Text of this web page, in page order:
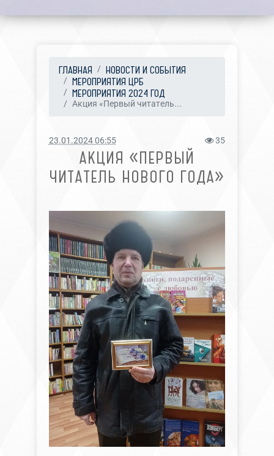
ГЛАВНАЯ
НОВОСТИ И СОБЫТИЯ
МЕРОПРИЯТИЯ ЦРБ
МЕРОПРИЯТИЯ 2024 ГОД
Акция «Первый читатель...
23.01.2024 06:55 35
АКЦИЯ «ПЕРВЫЙ
ЧИТАТЕЛЬ НОВОГО ГОДА»